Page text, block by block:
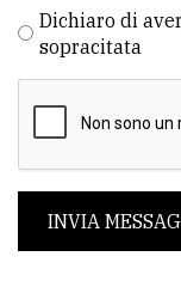
Dichiaro di
sopracitata
INVIA